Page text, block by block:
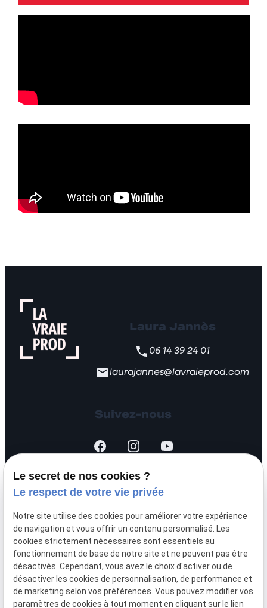
Laura Jannès
06 14 39 24 01
laurajannes@lavraieprod.com
Suivez-nous
Mentions légales
Politique de
confidentialité
Le secret de nos cookies ?
Le respect de votre vie privée
Notre site utilise des cookies pour améliorer votre expérience
de navigation et vous offrir un contenu personnalisé. Les
cookies strictement nécessaires sont essentiels au
fonctionnement de base de notre site et ne peuvent pas être
désactivés. Cependant, vous avez le choix d'activer ou de
désactiver les cookies de personnalisation, de performance et
de marketing selon vos préférences. Vous pouvez modifier vos
paramètres de cookies à tout moment en cliquant sur le lien